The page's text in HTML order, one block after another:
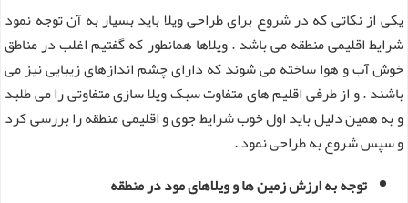
یکی از نکاتی که در شروع برای طراحی ویلا باید بسیار به آن توجه نمود
شرایط اقلیمی منطقه می باشد . ویلاها همانطور که گفتیم اغلب در مناطق
خوش آب و هوا ساخته می شوند که دارای چشم اندازهای زیبایی نیز می
باشند . و از طرفی اقلیم های متفاوت سبک ویلا سازی متفاوتی را می طلبد
و به همین دلیل باید اول خوب شرایط جوی و اقلیمی منطقه را بررسی کرد
و سپس شروع به طراحی نمود .
توجه به ارزش زمین ها و ویلاهای مود در منطقه